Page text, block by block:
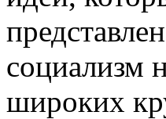
социализм
широких